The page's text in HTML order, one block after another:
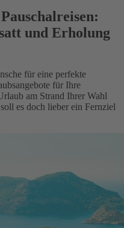
und Erholung
für eine perfekte
für Ihre
am Strand Ihrer Wahl
es doch lieber ein Fernziel